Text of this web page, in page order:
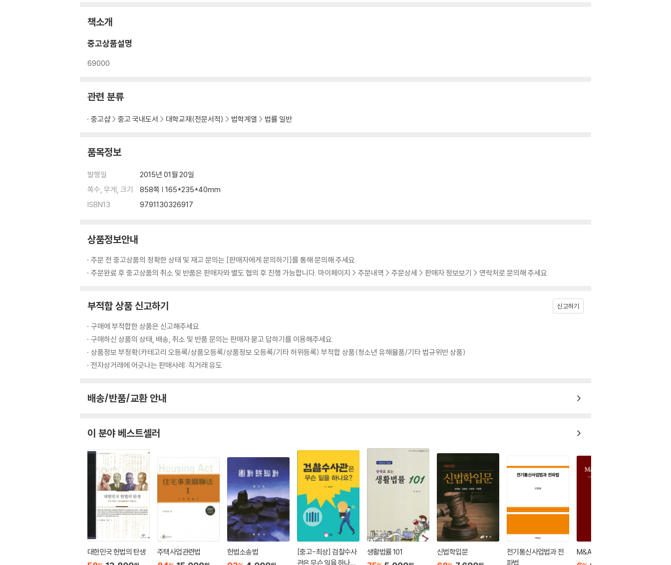
책소개
중고상품설명
69000
관련 분류
중고샵 중고 국내도서 대학교재(전문서적) 법학계열 법률 일반
품목정보
발행일
2015년 01월 20일
쪽수, 무게, 크기
858쪽 | 165*235*40mm
ISBN13
9791130326917
상품정보안내
주문 전 중고상품의 정확한 상태 및 재고 문의는 [판매자에게 문의하기]를 통해 문의해 주세요.
주문완료 후 중고상품의 취소 및 반품은 판매자와 별도 협의 후 진행 가능합니다. 마이페이지 > 주문내역 > 주문상세 > 판매자 정보보기 > 연락처로 문의해 주세요.
부적합 상품 신고하기 신고하기
구매에 부적합한 상품은 신고해주세요.
구매하신 상품의 상태, 배송, 취소 및 반품 문의는 판매자 묻고 답하기를 이용해주세요.
상품정보 부정확(카테고리 오등록/상품오등록/상품정보 오등록/기타 허위등록) 부적합 상품(청소년 유해물품/기타 법규위반 상품)
전자상거래에 어긋나는 판매사례: 직거래 유도
배송/반품/교환 안내
이 분야 베스트셀러
대한민국 헌법의 탄생 주택사업관련법 헌법소송법
[중고-최상] 검찰수사
관은 무슨 일을 하나
생활법률 101 신법학입문
전기통신사업법과 전
파법
M&A 계약의 해부